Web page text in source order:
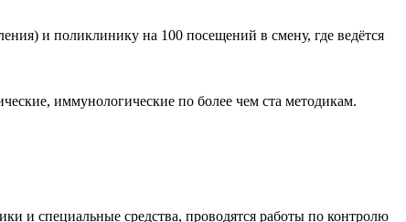
и поликлинику на 100 посещений в смену, где ведётся
иммунологические по более чем ста методикам.
и специальные средства, проводятся работы по контролю